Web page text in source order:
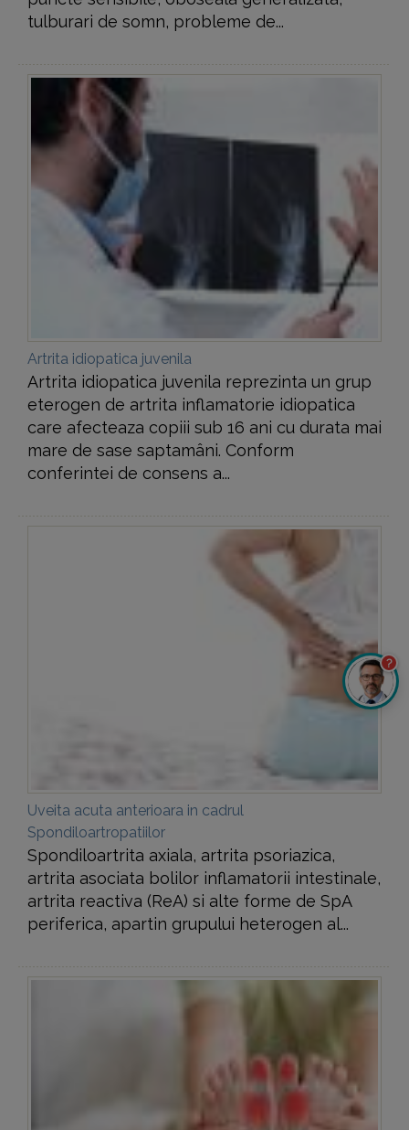
tulburari de somn, probleme de...
Artrita idiopatica juvenila
Artrita idiopatica juvenila reprezinta un grup
eterogen de artrita inflamatorie idiopatica
care afecteaza copiii sub 16 ani cu durata mai
mare de sase saptamâni. Conform
conferintei de consens a...
Uveita acuta anterioara in cadrul
Spondiloartropatiilor
Spondiloartrita axiala, artrita psoriazica,
artrita asociata bolilor inflamatorii intestinale,
artrita reactiva (ReA) si alte forme de SpA
periferica, apartin grupului heterogen al...
?